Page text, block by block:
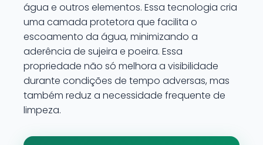
água e outros elementos. Essa tecnologia cria
uma camada protetora que facilita o
escoamento da água, minimizando a
aderência de sujeira e poeira. Essa
propriedade não só melhora a visibilidade
durante condições de tempo adversas, mas
também reduz a necessidade frequente de
limpeza.